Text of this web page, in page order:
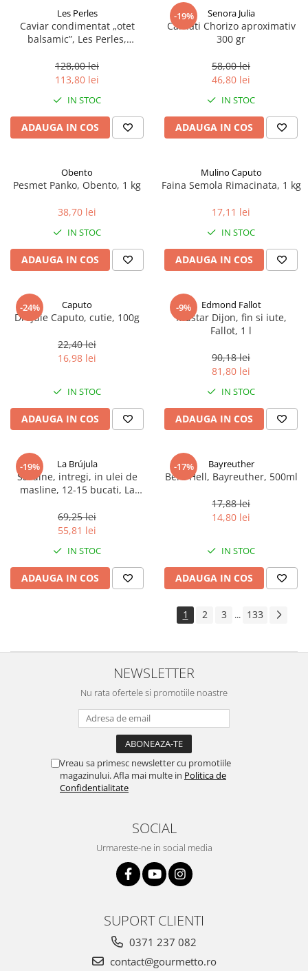
Les Perles
Caviar condimentat „otet
balsamic”, Les Perles,
sferice, 200 g
128,00 lei
113,80 lei
IN STOC
ADAUGA IN COS
-19% Senora Julia
Carnati Chorizo aproximativ
300 gr
58,00 lei
46,80 lei
IN STOC
ADAUGA IN COS
Obento
Pesmet Panko, Obento, 1 kg
38,70 lei
IN STOC
ADAUGA IN COS
Mulino Caputo
Faina Semola Rimacinata, 1 kg
17,11 lei
IN STOC
ADAUGA IN COS
-24% Caputo
Drojdie Caputo, cutie, 100g
22,40 lei
16,98 lei
IN STOC
ADAUGA IN COS
-9% Edmond Fallot
Mustar Dijon, fin si iute,
Fallot, 1 l
90,18 lei
81,80 lei
IN STOC
ADAUGA IN COS
-19% La Brújula
Sardine, intregi, in ulei de
masline, 12-15 bucati, La
69,25 lei
55,81 lei
IN STOC
ADAUGA IN COS
-17% Bayreuther
Bere Hell, Bayreuther, 500ml
17,88 lei
14,80 lei
IN STOC
ADAUGA IN COS
1 2 3 ... 133
NEWSLETTER
Nu rata ofertele si promotiile noastre
Vreau sa primesc newsletter cu promotiile
magazinului. Afla mai multe in Politica de
Confidentialitate
SOCIAL
Urmareste-ne in social media
SUPORT CLIENTI
0371 237 082
contact@gourmetto.ro